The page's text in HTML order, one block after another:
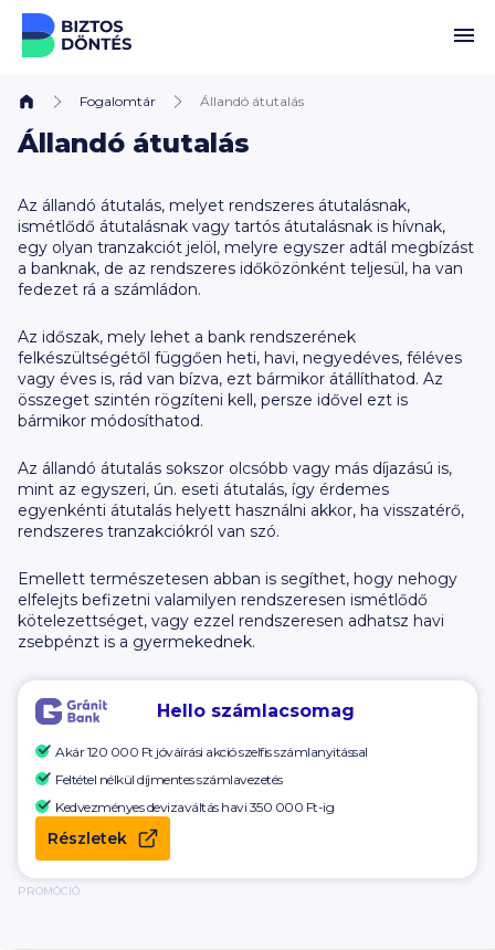
Ugrás a tartalomhoz
Fogalomtár Állandó átutalás
Állandó átutalás
Az állandó átutalás, melyet rendszeres átutalásnak,
ismétlődő átutalásnak vagy tartós átutalásnak is hívnak,
egy olyan tranzakciót jelöl, melyre egyszer adtál megbízást
a banknak, de az rendszeres időközönként teljesül, ha van
fedezet rá a számládon.
Az időszak, mely lehet a bank rendszerének
felkészültségétől függően heti, havi, negyedéves, féléves
vagy éves is, rád van bízva, ezt bármikor átállíthatod. Az
összeget szintén rögzíteni kell, persze idővel ezt is
bármikor módosíthatod.
Az állandó átutalás sokszor olcsóbb vagy más díjazású is,
mint az egyszeri, ún. eseti átutalás, így érdemes
egyenkénti átutalás helyett használni akkor, ha visszatérő,
rendszeres tranzakciókról van szó.
Emellett természetesen abban is segíthet, hogy nehogy
elfelejts befizetni valamilyen rendszeresen ismétlődő
kötelezettséget, vagy ezzel rendszeresen adhatsz havi
zsebpénzt is a gyermekednek.
Hello számlacsomag
Akár 120 000 Ft jóváírási akció szelfis számlanyitással
Feltétel nélkül díjmentes számlavezetés
Kedvezményes devizaváltás havi 350 000 Ft-ig
Részletek
PROMÓCIÓ